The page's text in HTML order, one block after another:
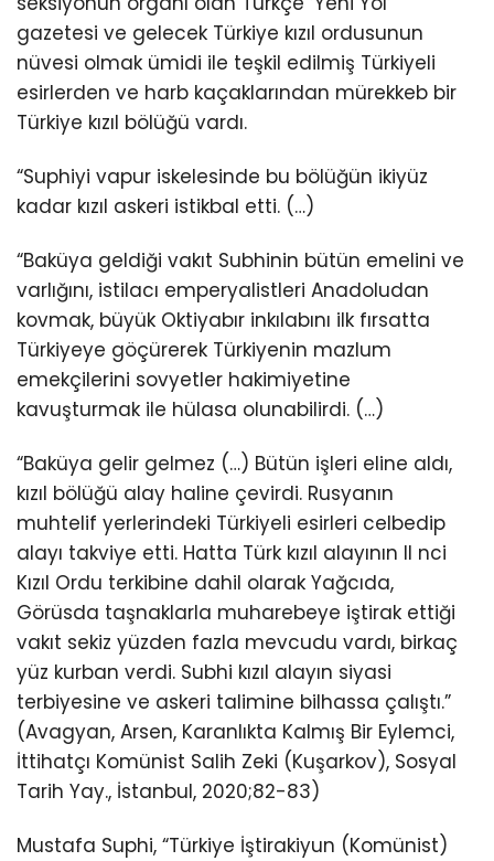
gazetesi ve gelecek Türkiye kızıl ordusunun
nüvesi olmak ümidi ile teşkil edilmiş Türkiyeli
esirlerden ve harb kaçaklarından mürekkeb bir
Türkiye kızıl bölüğü vardı.
“Suphiyi vapur iskelesinde bu bölüğün ikiyüz
kadar kızıl askeri istikbal etti. (…)
“Baküya geldiği vakıt Subhinin bütün emelini ve
varlığını, istilacı emperyalistleri Anadoludan
kovmak, büyük Oktiyabır inkılabını ilk fırsatta
Türkiyeye göçürerek Türkiyenin mazlum
emekçilerini sovyetler hakimiyetine
kavuşturmak ile hülasa olunabilirdi. (…)
“Baküya gelir gelmez (…) Bütün işleri eline aldı,
kızıl bölüğü alay haline çevirdi. Rusyanın
muhtelif yerlerindeki Türkiyeli esirleri celbedip
alayı takviye etti. Hatta Türk kızıl alayının II nci
Kızıl Ordu terkibine dahil olarak Yağcıda,
Görüsda taşnaklarla muharebeye iştirak ettiği
vakıt sekiz yüzden fazla mevcudu vardı, birkaç
yüz kurban verdi. Subhi kızıl alayın siyasi
terbiyesine ve askeri talimine bilhassa çalıştı.”
(Avagyan, Arsen, Karanlıkta Kalmış Bir Eylemci,
İttihatçı Komünist Salih Zeki (Kuşarkov), Sosyal
Tarih Yay., İstanbul, 2020;82-83)
Mustafa Suphi, “Türkiye İştirakiyun (Komünist)